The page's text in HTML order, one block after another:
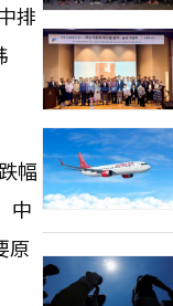
排
幅
中
原